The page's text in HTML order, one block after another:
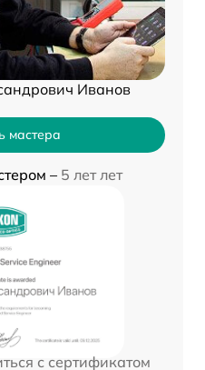
Иванов
мастера
– 5 лет лет
с сертификатом